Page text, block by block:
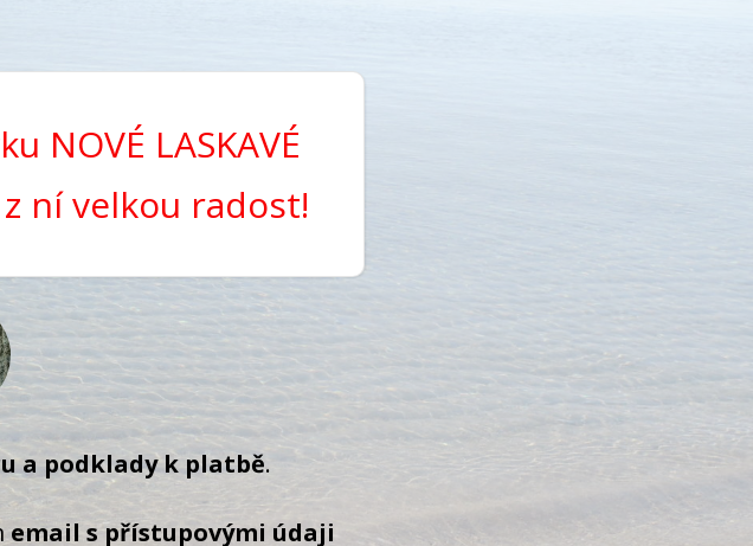
NOVÉ LASKAVÉ
z ní velkou radost!
a podklady k platbě.
email s přístupovými údaji